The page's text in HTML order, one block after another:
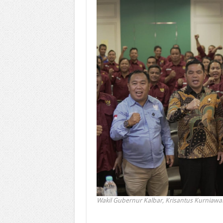
Wakil Gubernur Kalbar, Krisantus